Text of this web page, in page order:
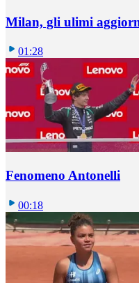
Milan, gli ulimi
01:28
Fenomeno Antonelli
00:18